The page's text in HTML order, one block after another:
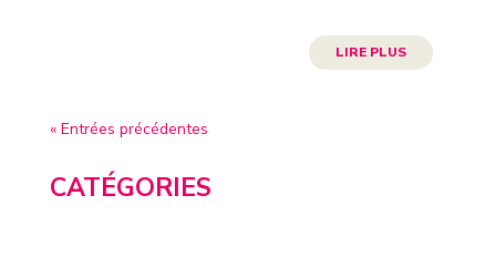
LIRE PLUS
« Entrées précédentes
CATÉGORIES